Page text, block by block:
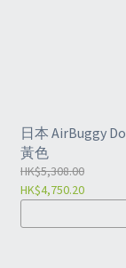
日本 AirBuggy
黃色
HK$5,308.00
HK$4,750.20